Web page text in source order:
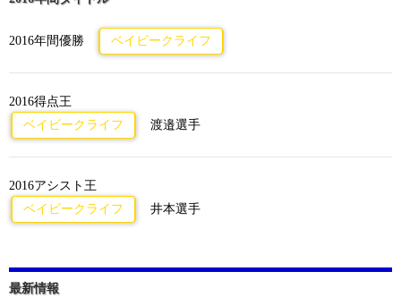
2016年間優勝 ベイビークライフ
2016得点王
ベイビークライフ
渡邉選手
2016アシスト王
ベイビークライフ
井本選手
最新情報